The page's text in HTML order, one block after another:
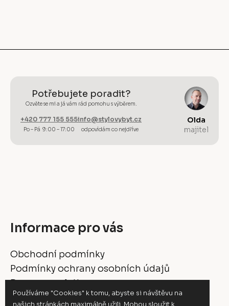
Používáme "Cookies" k tomu, abyste si návštěvu na
našich stránkách maximálně užili. Mohou sloužit k
Potřebujete poradit?
Ozvěte se mi a já vám rád pomohu s výběrem.
+420 777 155 555
Po – Pá 9:00 – 17:00
info@stylovybyt.cz
odpovídám co nejdříve
Olda
majitel
Informace pro vás
Obchodní podmínky
Podmínky ochrany osobních údajů
Doprava a platba
Vrácení a reklamace